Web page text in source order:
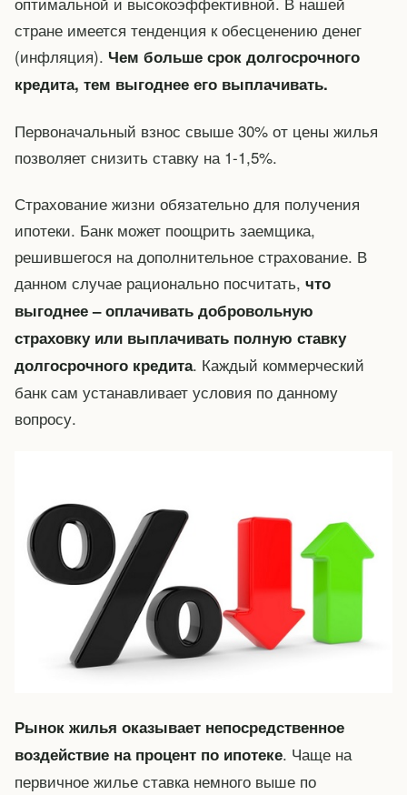
стране имеется тенденция к обесценению денег
(инфляция). Чем больше срок долгосрочного
кредита, тем выгоднее его выплачивать.
Первоначальный взнос свыше 30% от цены жилья
позволяет снизить ставку на 1-1,5%.
Страхование жизни обязательно для получения
ипотеки. Банк может поощрить заемщика,
решившегося на дополнительное страхование. В
данном случае рационально посчитать, что
выгоднее – оплачивать добровольную
страховку или выплачивать полную ставку
долгосрочного кредита. Каждый коммерческий
банк сам устанавливает условия по данному
вопросу.
Рынок жилья оказывает непосредственное
воздействие на процент по ипотеке. Чаще на
первичное жилье ставка немного выше по